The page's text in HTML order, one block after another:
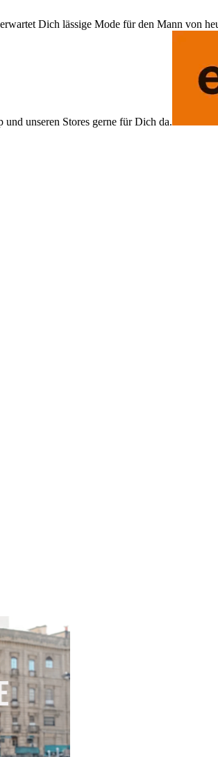
Dich lässige Mode für den Mann von
unseren Stores gerne für Dich da.